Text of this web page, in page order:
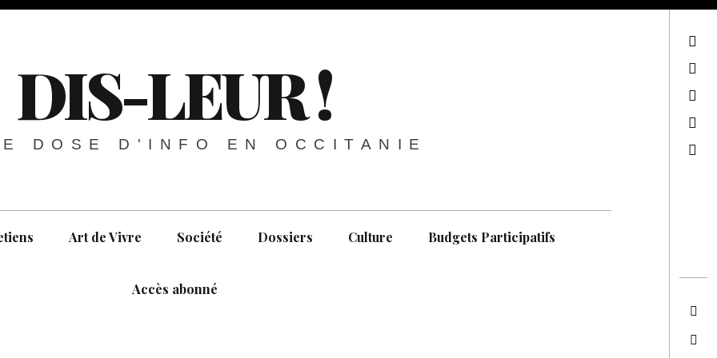
DIS-LEUR !
DOSE D'INFO EN OCCITANIE
Art de Vivre Société Dossiers Culture Budgets Participatifs
Accès abonné